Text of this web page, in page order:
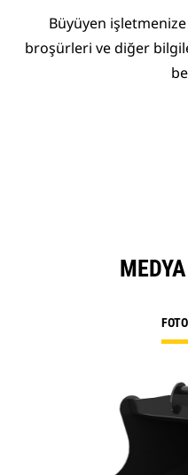
Büyüyen
broşürleri ve diğer